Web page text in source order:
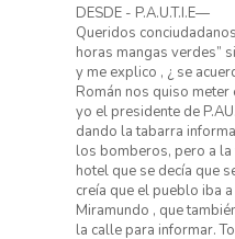
DESDE - P.A.U.T.I.E—
Queridos
horas mangas verdes”
y me explico , ¿ se
Román nos quiso
yo el presidente de
dando la tabarra
los bomberos, pero a
hotel que se decía que
creía que el pueblo iba
Miramundo , que
la calle para informar.